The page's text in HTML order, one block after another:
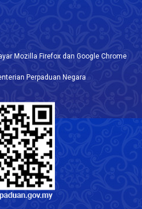
Mozilla Firefox dan Google Chrome
Perpaduan Negara